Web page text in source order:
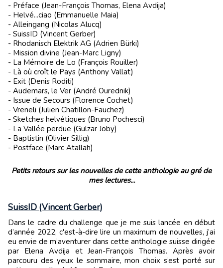
- Préface (Jean-François Thomas, Elena Avdija)
- Helvé...ciao (Emmanuelle Maia)
- Alleingang (Nicolas Alucq)
- SuissID (Vincent Gerber)
- Rhodanisch Elektrik AG (Adrien Bürki)
- Mission divine (Jean-Marc Ligny)
- La Mémoire de Lo (François Rouiller)
- Là où croît le Pays (Anthony Vallat)
- Exit (Denis Roditi)
- Audemars, le Ver (André Ourednik)
- Issue de Secours (Florence Cochet)
- Vreneli (Julien Chatillon-Fauchez)
- Sketches helvétiques (Bruno Pochesci)
- La Vallée perdue (Gulzar Joby)
- Baptistin (Olivier Sillig)
- Postface (Marc Atallah)
Petits retours sur les nouvelles de cette anthologie au gré de
mes lectures...
SuissID (Vincent Gerber)
Dans le cadre du challenge que je me suis lancée en début
d’année 2022, c'est-à-dire lire un maximum de nouvelles, j’ai
eu envie de m’aventurer dans cette anthologie suisse dirigée
par Elena Avdija et Jean-François Thomas. Après avoir
parcouru des yeux le sommaire, mon choix s’est porté sur